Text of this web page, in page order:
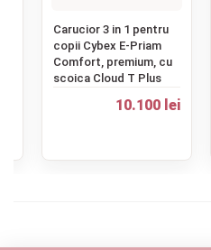
Carucior 3 in 1 pentru
copii Cybex E-Priam
Comfort, premium, cu
scoica Cloud T Plus
10.100 lei